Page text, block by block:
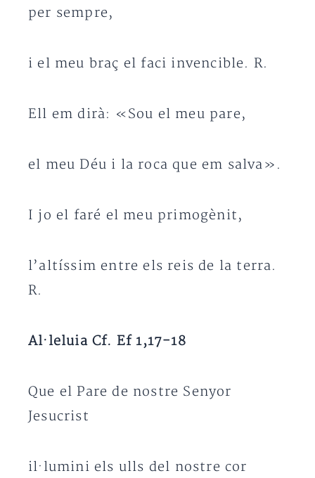
per sempre,
i el meu braç el faci invencible. R.
Ell em dirà: «Sou el meu pare,
el meu Déu i la roca que em salva».
I jo el faré el meu primogènit,
l’altíssim entre els reis de la terra.
R.
Al·leluia Cf. Ef 1,17-18
Que el Pare de nostre Senyor
Jesucrist
il·lumini els ulls del nostre cor